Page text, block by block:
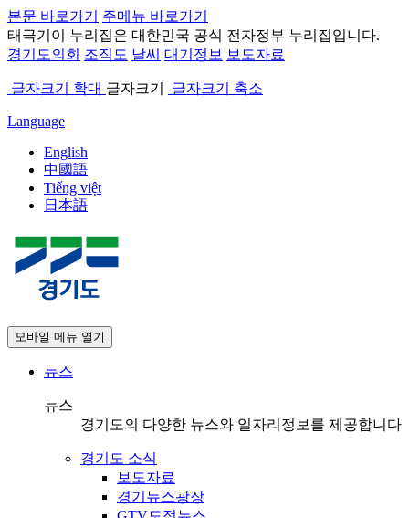
본문 바로가기
주메뉴 바로가기
태극기 이 누리집은 대한민국 공식 전자정부 누리집입니다.
경기도의회 조직도 날씨 대기정보 보도자료
글자크기 확대 글자크기 글자크기 축소
Language
English
中國語
Tiếng việt
日本語
모바일 메뉴 열기
뉴스
뉴스
경기도의 다양한 뉴스와 일자리정보를 제공합니다
경기도 소식
보도자료
경기뉴스광장